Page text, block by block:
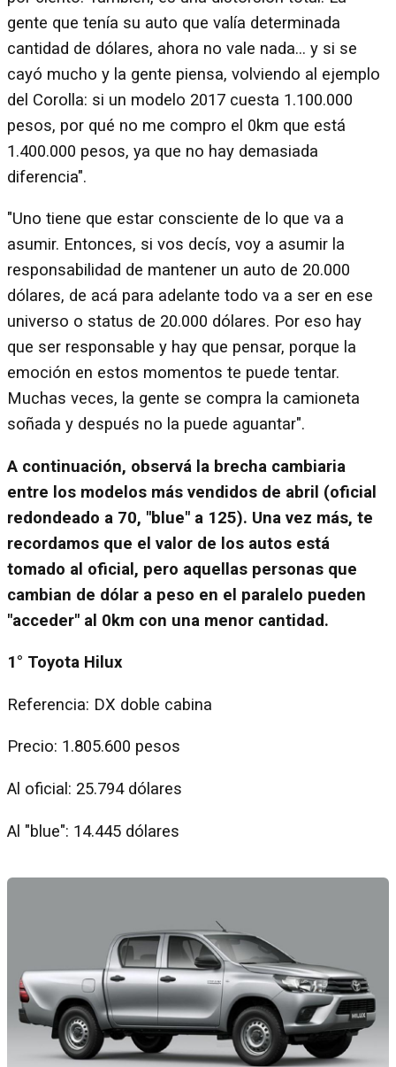
gente que tenía su auto que valía determinada
cantidad de dólares, ahora no vale nada... y si se
cayó mucho y la gente piensa, volviendo al ejemplo
del Corolla: si un modelo 2017 cuesta 1.100.000
pesos, por qué no me compro el 0km que está
1.400.000 pesos, ya que no hay demasiada
diferencia".
"Uno tiene que estar consciente de lo que va a
asumir. Entonces, si vos decís, voy a asumir la
responsabilidad de mantener un auto de 20.000
dólares, de acá para adelante todo va a ser en ese
universo o status de 20.000 dólares. Por eso hay
que ser responsable y hay que pensar, porque la
emoción en estos momentos te puede tentar.
Muchas veces, la gente se compra la camioneta
soñada y después no la puede aguantar".
A continuación, observá la brecha cambiaria
entre los modelos más vendidos de abril (oficial
redondeado a 70, "blue" a 125). Una vez más, te
recordamos que el valor de los autos está
tomado al oficial, pero aquellas personas que
cambian de dólar a peso en el paralelo pueden
"acceder" al 0km con una menor cantidad.
1° Toyota Hilux
Referencia: DX doble cabina
Precio: 1.805.600 pesos
Al oficial: 25.794 dólares
Al "blue": 14.445 dólares